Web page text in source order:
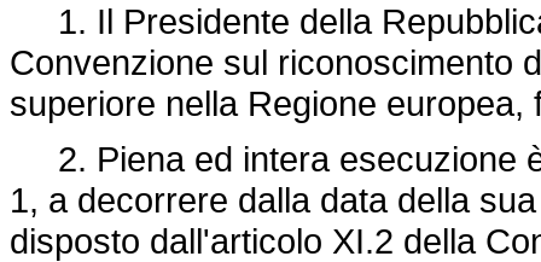
1. Il Presidente della
Convenzione sul riconoscimento
superiore nella Regione
2. Piena ed intera esecuzione
1, a decorrere dalla data della
disposto dall'articolo XI.2 della